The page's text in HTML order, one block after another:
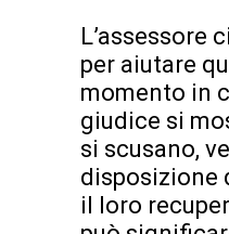
L’assessore
per aiutare
momento in
giudice si
si scusano,
disposizione
il loro